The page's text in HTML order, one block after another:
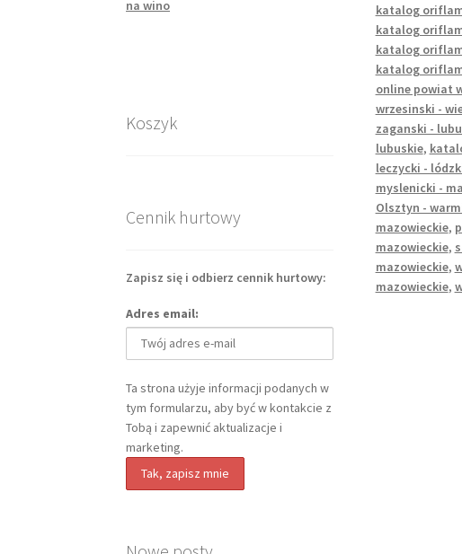
katalog
katalog
katalog
katalog
online powiat
wrzesinski -
zaganski -
lubuskie,
leczycki -
myslenicki -
Olsztyn -
mazowieckie,
mazowieckie,
mazowieckie,
mazowieckie,
Koszyk
Cennik hurtowy
Zapisz się i odbierz cennik hurtowy:
Adres email:
Ta strona użyje informacji podanych w
tym formularzu, aby być w kontakcie z
Tobą i zapewnić aktualizacje i
marketing.